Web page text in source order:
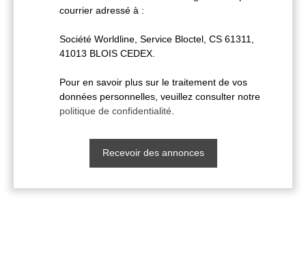
courrier adressé à :
Société Worldline, Service Bloctel, CS 61311,
41013 BLOIS CEDEX.
Pour en savoir plus sur le traitement de vos
données personnelles, veuillez consulter notre
politique de confidentialité
Recevoir des annonces